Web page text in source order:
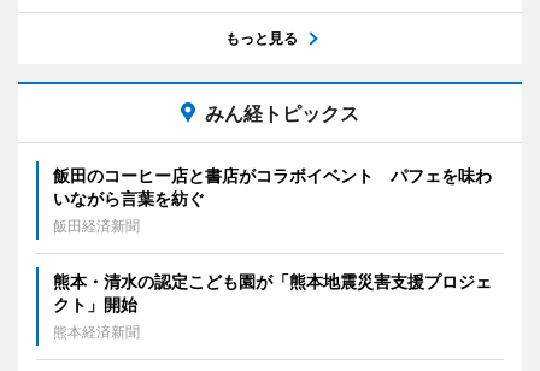
もっと見る
みん経トピックス
飯田のコーヒー店と書店がコラボイベント パフェを味わ
いながら言葉を紡ぐ
飯田経済新聞
熊本・清水の認定こども園が「熊本地震災害支援プロジェ
クト」開始
熊本経済新聞